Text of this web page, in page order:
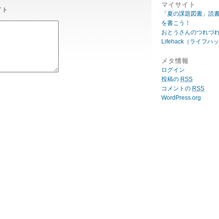
マイサイト
「夏の課題図書」読
を書こう！
おとうさんのつれづ
Lifehack（ライフハ
メタ情報
ログイン
投稿の RSS
コメントの RSS
WordPress.org